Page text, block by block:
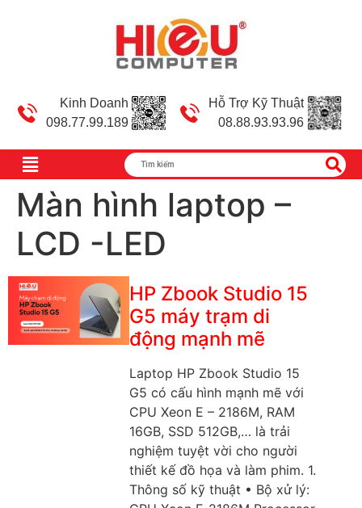
Kinh Doanh
098.77.99.189
Hỗ Trợ Kỹ Thuật
08.88.93.93.96
Màn hình laptop –
LCD -LED
HP Zbook Studio 15
G5 máy trạm di
động mạnh mẽ
Laptop HP Zbook Studio 15
G5 có cấu hình mạnh mẽ với
CPU Xeon E – 2186M, RAM
16GB, SSD 512GB,… là trải
nghiệm tuyệt vời cho người
thiết kế đồ họa và làm phim. 1.
Thông số kỹ thuật • Bộ xử lý: